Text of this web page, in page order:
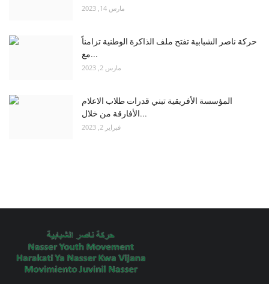
مارس 14, 2023
حركة ناصر الشبابية تفتح ملف الذاكرة الوطنية تزامناً
مع...
مارس 2, 2023
المؤسسة الأفريقية تبني قدرات طلاب الاعلام
الأفارقة من خلال...
فبراير 2, 2023